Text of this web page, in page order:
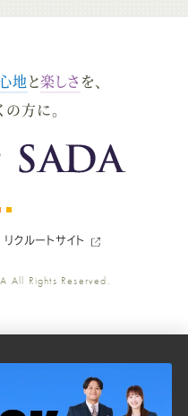
ー
ス
ー
ツ
の
公
ー
ス
ツ
の
公
ス
ツ
の
公
地と楽しさ を、
の方に。
リクルートサイト
All Rights Reserved.